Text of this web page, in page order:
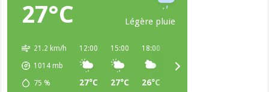
27°C Légère pluie
21.2 km/h
1014 mb
75 %
12:00
27°C
15:00
27°C
18:00
26°C